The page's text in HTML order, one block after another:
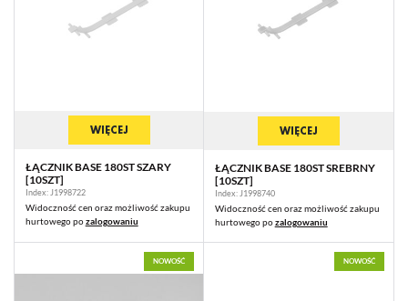
WIĘCEJ
ŁĄCZNIK BASE 180ST SZARY
[10SZT]
Index: J1998722
Widoczność cen oraz możliwość zakupu
hurtowego pozalogowaniu
WIĘCEJ
ŁĄCZNIK BASE 180ST SREBRNY
[10SZT]
Index: J1998740
Widoczność cen oraz możliwość zakupu
hurtowego pozalogowaniu
NOWOŚĆ NOWOŚĆ